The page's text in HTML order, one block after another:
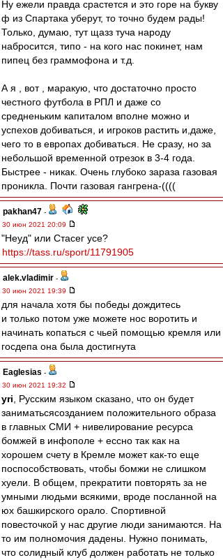
Ну ежели правда срастется и это горе на букву
ф из Спартака уберут, то точно будем рады!
Только, думаю, тут щазз туча народу
набросится, типо - на кого нас покинет, нам
пипец без граммофона и т.д.
А я , вот , маракую, что достаточно просто
честного футбола в РПЛ и даже со
средненьким капиталом вполне можно и
успехов добиваться, и игроков растить и,даже,
чего то в европах добиваться. Не сразу, но за
небольшой временной отрезок в 3-4 года.
Быстрее - никак. Очень глубоко зараза газовая
проникла. Почти газовая гангрена-((((
pakhan47 -
30 июн 2021 20:09
"Неуд" или Стасег усе?
https://tass.ru/sport/11791905
alek.vladimir -
30 июн 2021 19:39
для начала хотя бы победы дождитесь
и только потом уже можете нос воротить и
начинать копаться с чьей помощью кремля или
госдепа она была достигнута
Eaglesias -
30 июн 2021 19:32
yri , Русским языком сказано, что он будет
заниматьсясозданием положительного образа
в главных СМИ + нивелирование ресурса
бомжей в инфополе + ессно так как на
хорошем счету в Кремле может как-то еще
поспособствовать, чтобы бомжи не слишком
хуели. В общем, прекратити повторять за не
умными людьми всякими, вроде посланной на
юх башкирского орало. Спортивной
повесточкой у нас другие люди занимаются. На
то им полномочия дадены. Нужно понимать,
что солидный клуб должен работать не только